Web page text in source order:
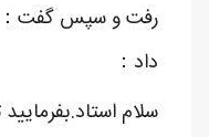
رفت و سپس گفت：
داد：
سلام استاد.بفرمایید